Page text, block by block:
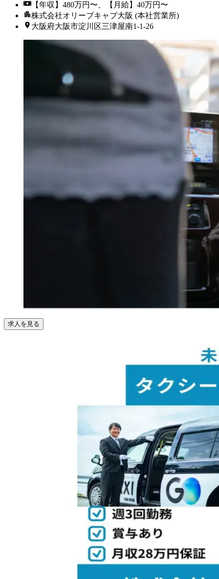
【年収】480万円〜、【月給】40万円〜
株式会社オリーブキャブ大阪 (本社営業所)
大阪府大阪市淀川区三津屋南1-1-26
求人を見る